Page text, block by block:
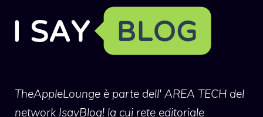
TheAppleLounge è parte dell' AREA TECH del
network IsayBlog! la cui rete editoriale